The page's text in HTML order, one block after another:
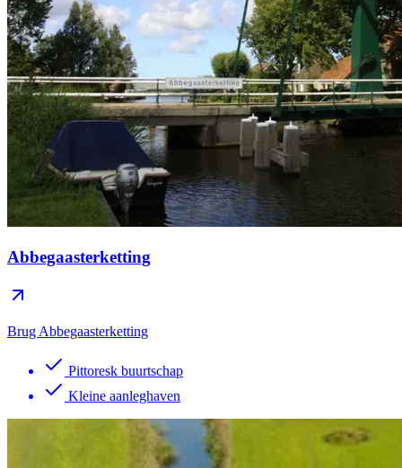
Abbegaasterketting
Brug Abbegaasterketting
Pittoresk buurtschap
Kleine aanleghaven